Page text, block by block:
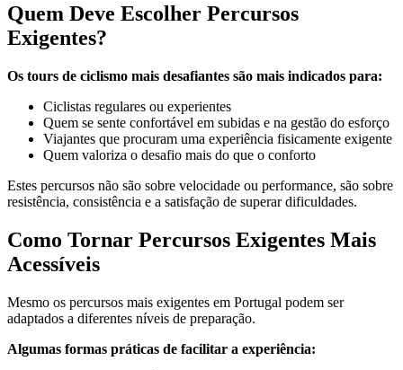
Santiago de Compostela - Caminho Francês de Bicicleta
16 Dias 4/5
Quem Deve Escolher Percursos
Exigentes?
Os tours de ciclismo mais desafiantes são mais indicados para:
Ciclistas regulares ou experientes
Quem se sente confortável em subidas e na gestão do esforço
Viajantes que procuram uma experiência fisicamente exigente
Quem valoriza o desafio mais do que o conforto
Estes percursos não são sobre velocidade ou performance, são sobre
resistência, consistência e a satisfação de superar dificuldades.
Como Tornar Percursos Exigentes Mais
Acessíveis
Mesmo os percursos mais exigentes em Portugal podem ser
adaptados a diferentes níveis de preparação.
Algumas formas práticas de facilitar a experiência: